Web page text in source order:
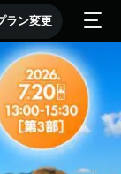
ラン変更